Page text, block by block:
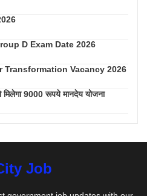
D Exam Date 2026
Vacancy 2026
9000 रूपये मानदेय योजना
Job